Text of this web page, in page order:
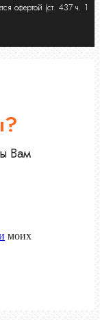
офертой (ст. 437 ч. 1
Вам
моих